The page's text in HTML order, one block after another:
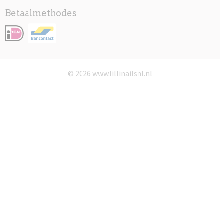
Betaalmethodes
© 2026 www.lillinailsnl.nl